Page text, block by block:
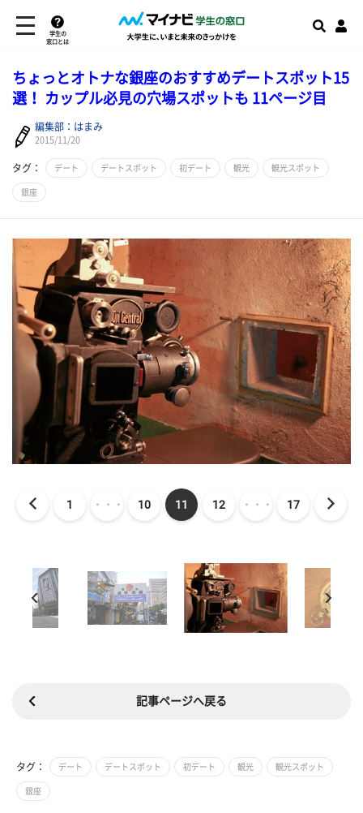
学生の
窓口とは
ちょっとオトナな銀座のおすすめデートスポット15
選！ カップル必見の穴場スポットも 11ページ目
編集部：はまみ
2015/11/20
タグ： デート デートスポット 初デート 観光 観光スポット
銀座
1 ・・・ 10 11 12 ・・・ 17
記事ページへ戻る
タグ： デート デートスポット 初デート 観光 観光スポット
銀座